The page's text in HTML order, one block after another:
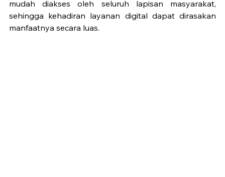
mudah diakses oleh seluruh lapisan masyarakat,
sehingga kehadiran layanan digital dapat dirasakan
manfaatnya secara luas.